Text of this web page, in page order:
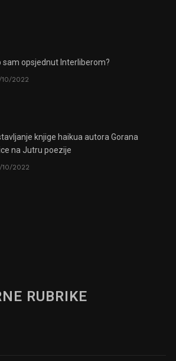
sam opsjednut Interliberom?
2022
knjige haikua autora Gorana
na Jutru poezije
2022
RUBRIKE